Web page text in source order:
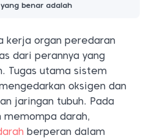
benar adalah
kerja organ peredaran
dari perannya yang
Tugas utama sistem
oksigen dan
jaringan tubuh. Pada
memompa darah,
berperan dalam